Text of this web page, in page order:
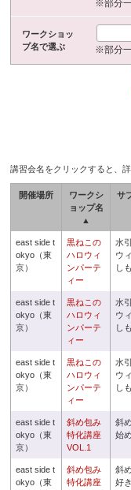
※部分
ワークショッ
プ名で選ぶ
※部分
講習会名をクリックすると、
開催場所
ワークシ
ョップ名
▲
サ
east side t
okyo（東
京）
黒ねこの
ハロウィ
ンパーテ
ィー
水
ウ
し
east side t
okyo（東
京）
黒ねこの
ハロウィ
ンパーテ
ィー
水
ウ
し
east side t
okyo（東
京）
黒ねこの
ハロウィ
ンパーテ
ィー
水
ウ
し
east side t
okyo（東
京）
斜め包み
特化講座
VOL.1
斜
始
east side t
okyo（東
斜め包み
特化講座
斜
好